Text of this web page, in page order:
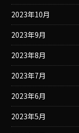
2023年10月
2023年9月
2023年8月
2023年7月
2023年6月
2023年5月